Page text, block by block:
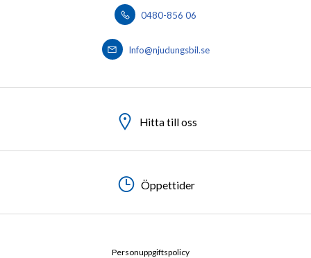
0480-856 06
Info@njudungsbil.se
Hitta till oss
Öppettider
0491-76 13 00
Info@njudungsbil.se
Hitta till oss
Öppettider
0383-76 37 50
info@njudungsbil.se
Hitta till oss
Öppettider
Personuppgiftspolicy